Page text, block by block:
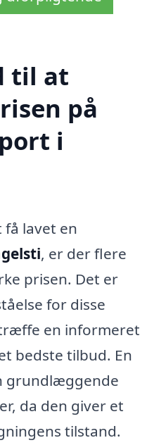
til at
på
i
lavet en
, er der flere
prisen. Det er
for disse
en informeret
bedste tilbud. En
grundlæggende
da den giver et
tilstand.